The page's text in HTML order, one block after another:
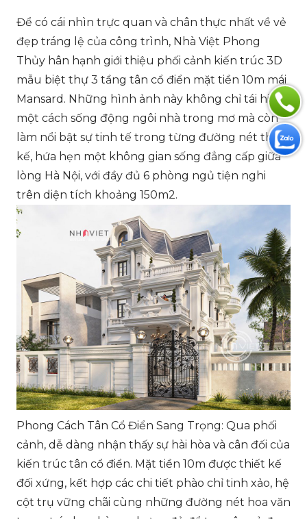
Để có cái nhìn trực quan và chân thực nhất về vẻ
đẹp tráng lệ của công trình, Nhà Việt Phong
Thủy hân hạnh giới thiệu phối cảnh kiến trúc 3D
mẫu biệt thự 3 tầng tân cổ điển mặt tiền 10m mái
Mansard. Những hình ảnh này không chỉ tái hiện
một cách sống động ngôi nhà trong mơ mà còn
làm nổi bật sự tinh tế trong từng đường nét thiết
kế, hứa hẹn một không gian sống đẳng cấp giữa
lòng Hà Nội, với đầy đủ 6 phòng ngủ tiện nghi
trên diện tích khoảng 150m2.
Phong Cách Tân Cổ Điển Sang Trọng: Qua phối
cảnh, dễ dàng nhận thấy sự hài hòa và cân đối của
kiến trúc tân cổ điển. Mặt tiền 10m được thiết kế
đối xứng, kết hợp các chi tiết phào chỉ tinh xảo, hệ
cột trụ vững chãi cùng những đường nét hoa văn